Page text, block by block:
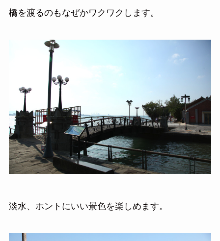
橋を渡るのもなぜかワクワクします。
淡水、ホントにいい景色を楽しめます。